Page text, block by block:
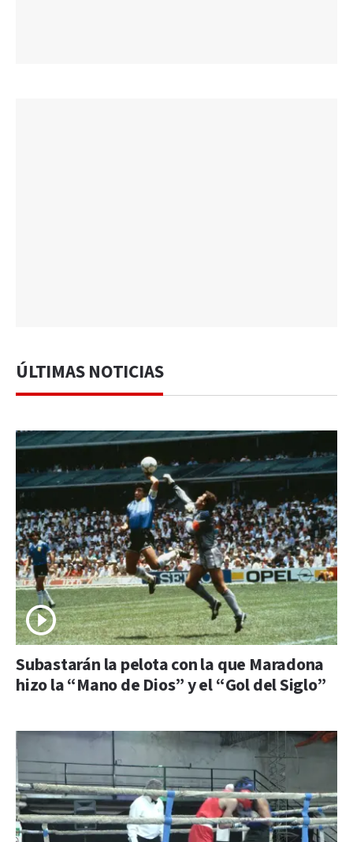
ÚLTIMAS NOTICIAS
Subastarán la pelota con la que Maradona
hizo la “Mano de Dios” y el “Gol del Siglo”